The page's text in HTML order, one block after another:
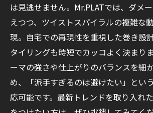
は見逃せません。Mr.PLATでは、ダメ
えつつ、ツイストスパイラルの複雑な
現。自宅での再現性を重視した巻き設
タイリングも時短でカッコよく決まり
ーマの強さや仕上がりのバランスを細
め、「派手すぎるのは避けたい」とい
応可能です。最新トレンドを取り入れ